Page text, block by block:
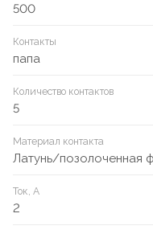
500
Контакты
папа
Количество контактов
5
Материал контакта
Латунь/позолоченная
Ток, А
2